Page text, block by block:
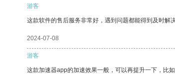
游客
这款软件的售后服务非常好，遇到问题都能得到及时解决
2024-07-08
游客
这款加速器app的加速效果一般，可以再提升一下，比